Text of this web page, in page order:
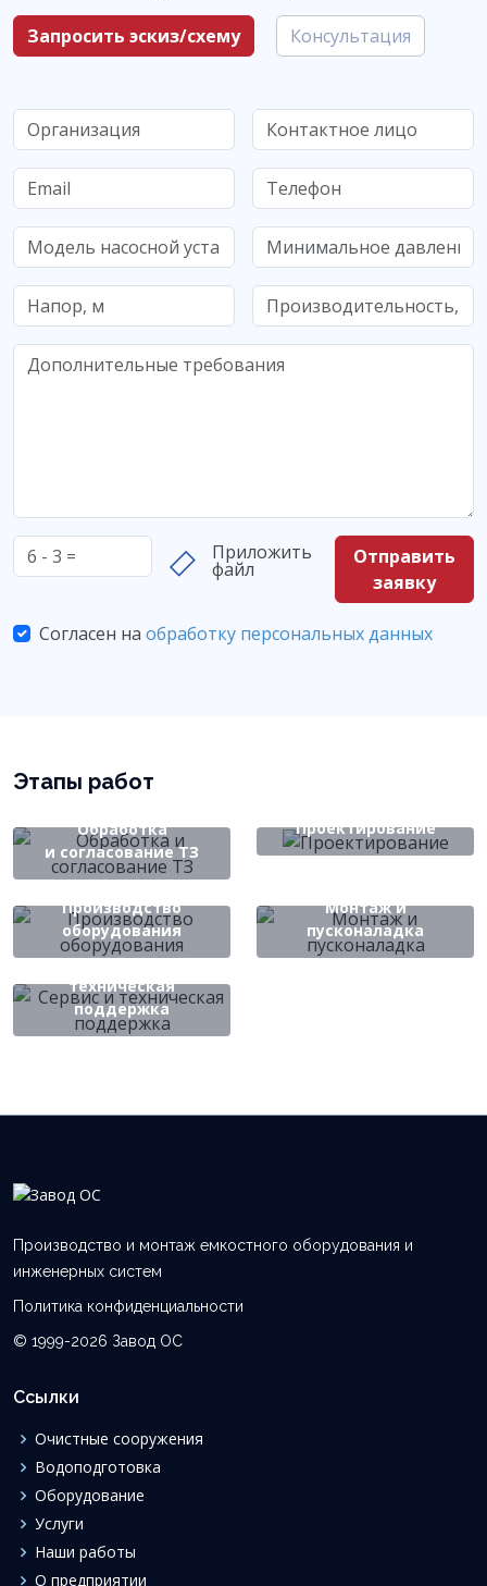
Запросить эскиз/схему Консультация
Приложить
файл
Отправить
заявку
Согласен на обработку персональных данных
Этапы работ
Обработка
и согласование ТЗ
Проектирование
Производство
оборудования
Монтаж и
пусконаладка
Сервис и
техническая
поддержка
Производство и монтаж емкостного оборудования и
инженерных систем
Политика конфиденциальности
© 1999-2026 Завод ОС
Ссылки
Очистные сооружения
Водоподготовка
Оборудование
Услуги
Наши работы
О предприятии